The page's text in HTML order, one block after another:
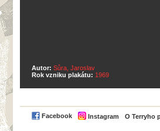
Autor: Sůra, Jaroslav
Rok vzniku plakátu: 1969
Facebook Instagram O Terryho